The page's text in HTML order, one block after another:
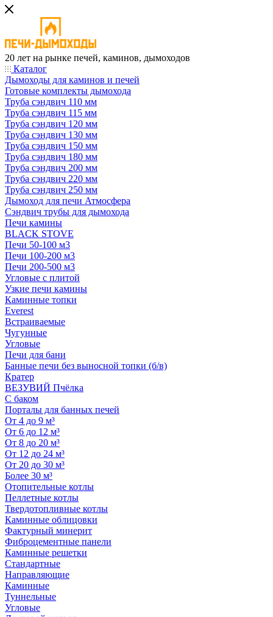
20 лет на рынке печей, каминов, дымоходов
Каталог
Дымоходы для каминов и печей
Готовые комплекты дымохода
Труба сэндвич 110 мм
Труба сэндвич 115 мм
Труба сэндвич 120 мм
Труба сэндвич 130 мм
Труба сэндвич 150 мм
Труба сэндвич 180 мм
Труба сэндвич 200 мм
Труба сэндвич 220 мм
Труба сэндвич 250 мм
Дымоход для печи Атмосфера
Сэндвич трубы для дымохода
Печи камины
BLACK STOVE
Печи 50-100 м3
Печи 100-200 м3
Печи 200-500 м3
Угловые с плитой
Узкие печи камины
Каминные топки
Everest
Встраиваемые
Чугунные
Угловые
Печи для бани
Банные печи без выносной топки (б/в)
Кратер
ВЕЗУВИЙ Пчёлка
С баком
Порталы для банных печей
От 4 до 9 м³
От 6 до 12 м³
От 8 до 20 м³
От 12 до 24 м³
От 20 до 30 м³
Более 30 м³
Отопительные котлы
Пеллетные котлы
Твердотопливные котлы
Каминные облицовки
Фактурный минерит
Фиброцементные панели
Каминные решетки
Стандартные
Направляющие
Каминные
Туннельные
Угловые